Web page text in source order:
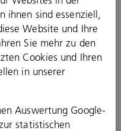
zu finden.
ihnen sind essenziell,
Website und Ihre
Sie mehr zu den
Cookies und Ihren
in unserer
Auswertung Google-
statistischen